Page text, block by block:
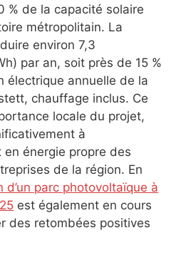
% de la capacité solaire
métropolitain. La
environ 7,3
par an, soit près de 15 %
électrique annuelle de la
chauffage inclus. Ce
locale du projet,
à
en énergie propre des
de la région. En
d’un parc photovoltaïque à
est également en cours
des retombées positives